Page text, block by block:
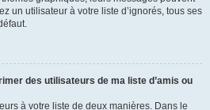
un utilisateur à votre liste d’ignorés, tous ses
des utilisateurs de ma liste d’amis ou
à votre liste de deux manières. Dans le